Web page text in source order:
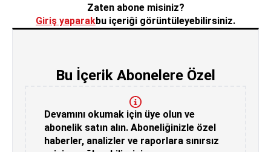
Zaten abone misiniz?
Giriş yaparakbu içeriği görüntüleyebilirsiniz.
Bu İçerik Abonelere Özel
Devamını okumak için üye olun ve
abonelik satın alın. Aboneliğinizle özel
haberler, analizler ve raporlara sınırsız